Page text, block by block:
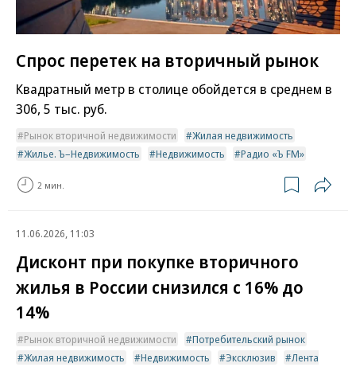
Спрос перетек на вторичный рынок
Квадратный метр в столице обойдется в среднем в
306, 5 тыс. руб.
Рынок вторичной недвижимости
Жилая недвижимость
Жилье. Ъ–Недвижимость
Недвижимость Радио «Ъ FM»
2 мин.
11.06.2026, 11:03
Дисконт при покупке вторичного
жилья в России снизился с 16% до
14%
Рынок вторичной недвижимости
Потребительский рынок
Жилая недвижимость
Недвижимость Эксклюзив Лента